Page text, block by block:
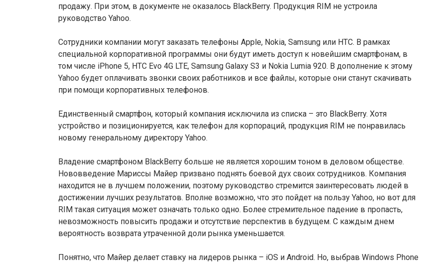
продажу. При этом, в документе не оказалось BlackBerry. Продукция RIM не устроила
руководство Yahoo.
Сотрудники компании могут заказать телефоны Apple, Nokia, Samsung или HTC. В рамках
специальной корпоративной программы они будут иметь доступ к новейшим смартфонам, в
том числе iPhone 5, HTC Evo 4G LTE, Samsung Galaxy S3 и Nokia Lumia 920. В дополнение к этому
Yahoo будет оплачивать звонки своих работников и все файлы, которые они станут скачивать
при помощи корпоративных телефонов.
Единственный смартфон, который компания исключила из списка – это BlackBerry. Хотя
устройство и позиционируется, как телефон для корпораций, продукция RIM не понравилась
новому генеральному директору Yahoo.
Владение смартфоном BlackBerry больше не является хорошим тоном в деловом обществе.
Нововведение Мариссы Майер призвано поднять боевой дух своих сотрудников. Компания
находится не в лучшем положении, поэтому руководство стремится заинтересовать людей в
достижении лучших результатов. Вполне возможно, что это пойдет на пользу Yahoo, но вот для
RIM такая ситуация может означать только одно. Более стремительное падение в пропасть,
невозможность повысить продажи и отсутствие перспектив в будущем. С каждым днем
вероятность возврата утраченной доли рынка уменьшается.
Понятно, что Майер делает ставку на лидеров рынка – iOS и Android. Но, выбрав Windows Phone